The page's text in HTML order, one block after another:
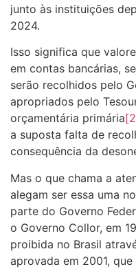
junto às instituições
2024.
Isso significa que
em contas bancárias,
serão recolhidos pelo
apropriados pelo
orçamentária primária
a suposta falta de
consequência da
Mas o que chama a
alegam ser essa uma
parte do Governo
o Governo Collor, em
proibida no Brasil
aprovada em 2001,